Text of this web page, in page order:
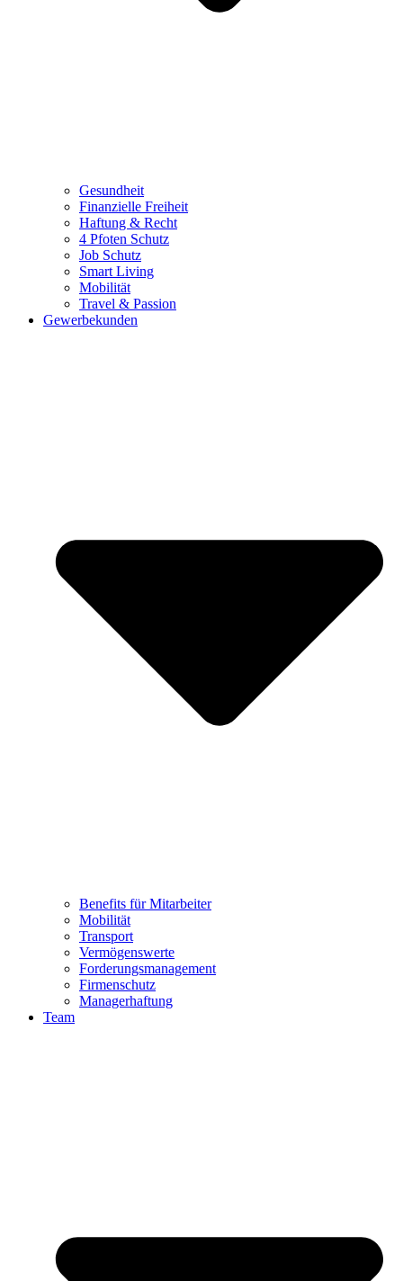
Gesundheit
Finanzielle Freiheit
Haftung & Recht
4 Pfoten Schutz
Job Schutz
Smart Living
Mobilität
Travel & Passion
Gewerbekunden
Benefits für Mitarbeiter
Mobilität
Transport
Vermögenswerte
Forderungsmanagement
Firmenschutz
Managerhaftung
Team